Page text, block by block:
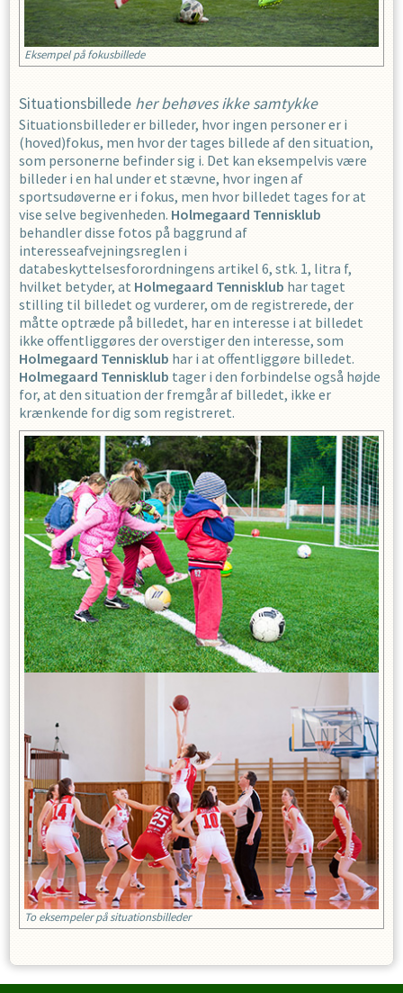
Eksempel på fokusbillede
Situationsbillede her behøves ikke samtykke
Situationsbilleder er billeder, hvor ingen personer er i
(hoved)fokus, men hvor der tages billede af den situation,
som personerne befinder sig i. Det kan eksempelvis være
billeder i en hal under et stævne, hvor ingen af
sportsudøverne er i fokus, men hvor billedet tages for at
vise selve begivenheden. Holmegaard Tennisklub
behandler disse fotos på baggrund af
interesseafvejningsreglen i
databeskyttelsesforordningens artikel 6, stk. 1, litra f,
hvilket betyder, at Holmegaard Tennisklub har taget
stilling til billedet og vurderer, om de registrerede, der
måtte optræde på billedet, har en interesse i at billedet
ikke offentliggøres der overstiger den interesse, som
Holmegaard Tennisklub har i at offentliggøre billedet.
Holmegaard Tennisklub tager i den forbindelse også højde
for, at den situation der fremgår af billedet, ikke er
krænkende for dig som registreret.
To eksempeler på situationsbilleder